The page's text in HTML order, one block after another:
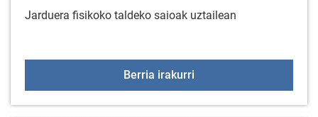
Jarduera fisikoko taldeko saioak uztailean
Berria irakurri